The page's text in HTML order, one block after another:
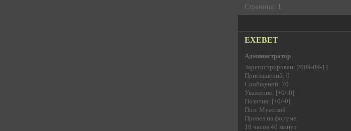
Страница: 1
EXEBET
Администратор
Зарегистрирован: 2009-09-11
Приглашений: 0
Сообщений: 20
Уважение: [+0/-0]
Позитив: [+0/-0]
Пол: Мужской
Провел на форуме:
18 часов 40 минут